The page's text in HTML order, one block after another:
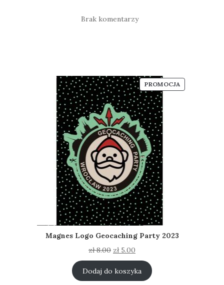
Brak komentarzy
PROMOCJAPRODUKT
W
Magnes Logo Geocaching Party 2023
zł8.00 Pierwotna
cena
wynosiła:
zł 8.00.
zł5.00
cena
wynosi:
zł 5.00.
Dodaj do koszyka